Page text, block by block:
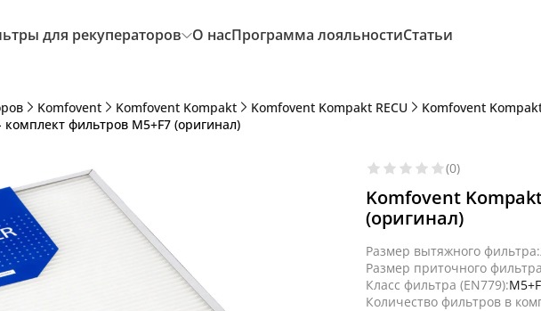
для рекуператоров О насПрограмма лояльностиСтатьи
Komfovent Komfovent Kompakt Komfovent Kompakt RECU
Komfovent
фильтров M5+F7 (оригинал)
(0)
Komfovent
(оригинал)
Размер вытяжного фильтра:
Размер приточного
Класс фильтра (EN779):
Количество фильтров в